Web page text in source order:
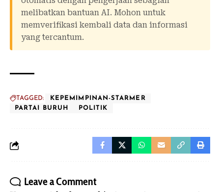
melibatkan bantuan AI. Mohon untuk
memverifikasi kembali data dan informasi
yang tercantum.
TAGGED:
KEPEMIMPINAN-STARMER
PARTAI BURUH
POLITIK
Leave a Comment